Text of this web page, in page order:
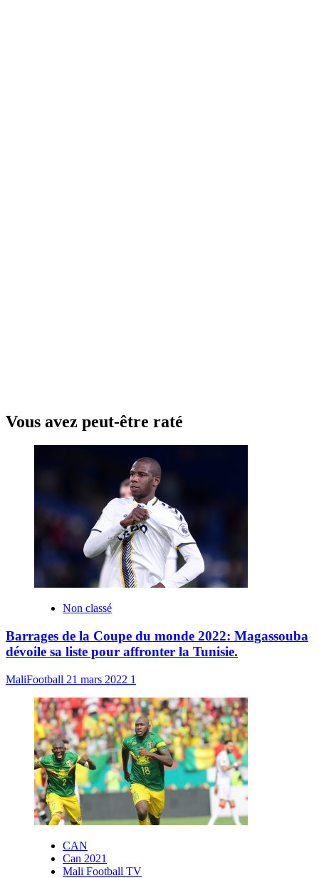
Vous avez peut-être raté
Non classé
Barrages de la Coupe du monde 2022: Magassouba
dévoile sa liste pour affronter la Tunisie.
MaliFootball 21 mars 2022 1
CAN
Can 2021
Mali Football TV